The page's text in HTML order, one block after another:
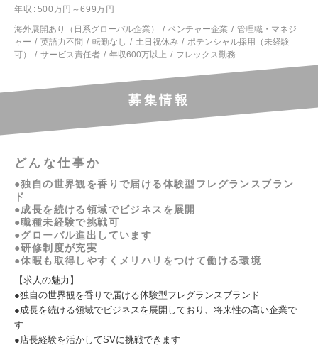
年収
500万円～699万円
海外展開あり（日系グローバル企業）
ベンチャー企業
管理職・マネジ
ャー
英語力不問 転勤なし 土日祝休み
ポテンシャル採用（未経験
可）
サービス責任者 年収600万以上 フレックス勤務
募集情報
どんな仕事か
●独自の世界観を香りで届ける体験型フレグランスブラン
ド
●成長を続ける領域でビジネスを展開
●職種未経験で挑戦可
●グローバル進出しています
●研修制度が充実
●休暇も取得しやすくメリハリをつけて働ける環境
【求人の魅力】
●独自の世界観を香りで届ける体験型フレグランスブランド
●成長を続ける領域でビジネスを展開しており、将来性の高い企業で
す
●店長経験を活かしてSVに挑戦できます